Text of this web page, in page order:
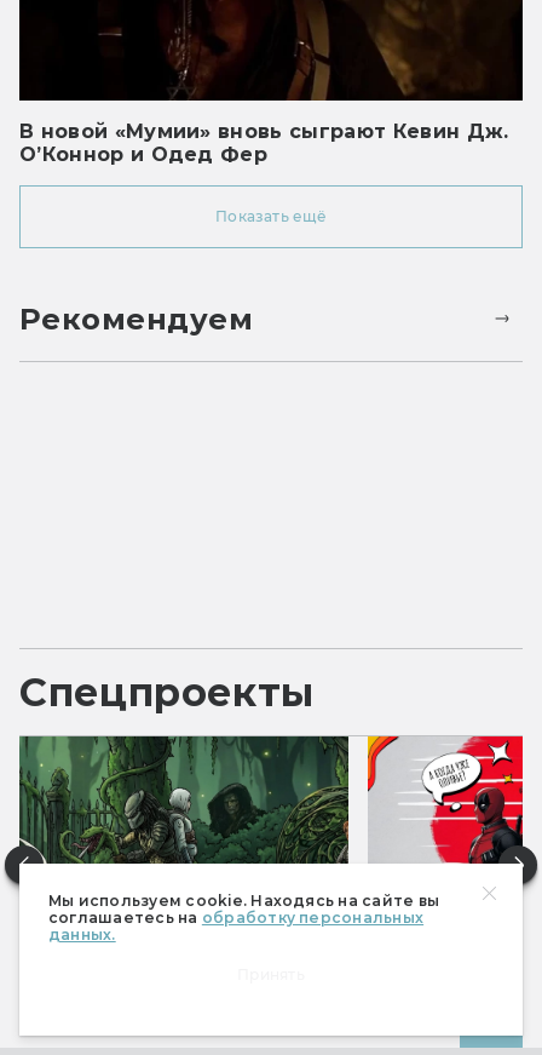
Мы используем cookie. Находясь на сайте вы
соглашаетесь на обработку персональных
данных.
В новой «Мумии» вновь сыграют Кевин Дж.
О’Коннор и Одед Фер
Показать ещё
Рекомендуем
Спецпроекты